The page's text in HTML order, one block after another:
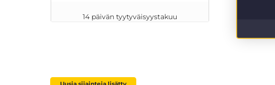
14 päivän tyytyväisyystakuu